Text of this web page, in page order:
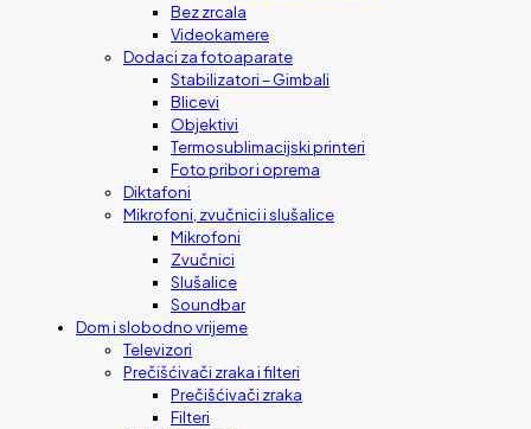
Bez zrcala
Videokamere
Dodaci za fotoaparate
Stabilizatori – Gimbali
Blicevi
Objektivi
Termosublimacijski printeri
Foto pribor i oprema
Diktafoni
Mikrofoni, zvučnici i slušalice
Mikrofoni
Zvučnici
Slušalice
Soundbar
Dom i slobodno vrijeme
Televizori
Prečišćivači zraka i filteri
Prečišćivači zraka
Filteri